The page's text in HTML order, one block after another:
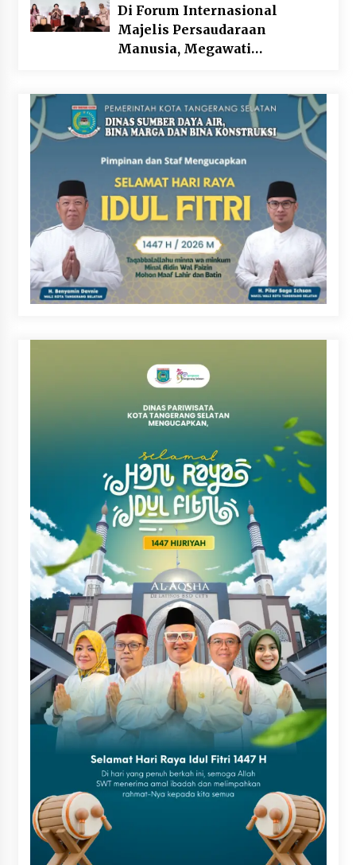
Di Forum Internasional
Majelis Persaudaraan
Manusia, Megawati
Bukan Dominasi, Tapi
Merawat Dan Merangkul